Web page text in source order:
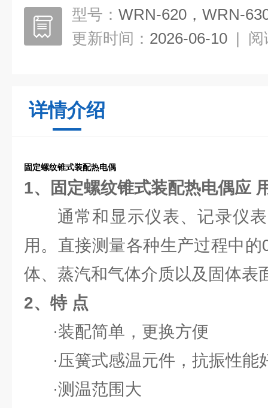
型号： WRN-620，WRN-
更新时间： 2026-06-10 | 阅
详情介绍
固定螺纹锥式装配热电偶
1、固定螺纹锥式装配热电偶应
通常和显示仪表、记录仪表
用。直接测量各种生产过程中的
体、蒸汽和气体介质以及固体表
2、特 点
·装配简单，更换方便
·压簧式感温元件，抗振性能
·测温范围大